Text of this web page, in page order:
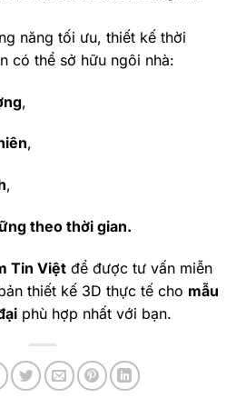
năng tối ưu, thiết kế thời
có thể sở hữu ngôi nhà:
,
,
,
theo thời gian.
Tin Việt để được tư vấn miễn
thiết kế 3D thực tế cho mẫu
phù hợp nhất với bạn.